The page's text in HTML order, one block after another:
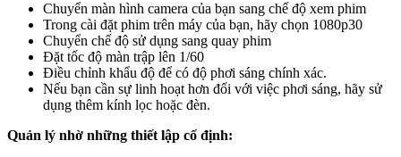
Chuyển màn hình camera của bạn sang chế độ xem phim
Trong cài đặt phim trên máy của bạn, hãy chọn 1080p30
Chuyển chế độ sử dụng sang quay phim
Đặt tốc độ màn trập lên 1/60
Điều chỉnh khẩu độ để có độ phơi sáng chính xác.
Nếu bạn cần sự linh hoạt hơn đối với việc phơi sáng, hãy sử
dụng thêm kính lọc hoặc đèn.
Quản lý nhờ những thiết lập cố định: